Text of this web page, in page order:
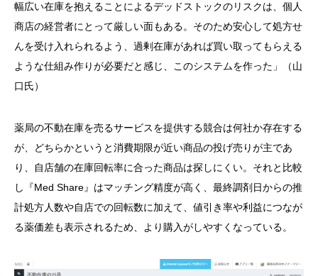
幅広い在庫を抱えることによるデッドストックのリスクは、個人
商店の経営者にとって厳しい面もある。そのため安心して処方せ
んを受け入れられるよう、過剰在庫があれば買い取ってもらえる
ような仕組み作りが必要だと感じ、このシステムを作った」（山
口氏）
薬局の不動在庫を売るサービスを提供する競合は何社か存在する
が、どちらかというと消費期限が近い商品の投げ売りが主であ
り、自店舗の在庫回転率に合った商品は探しにくい。それと比較
し『Med Share』はマッチング精度が高く、最終調剤日からの推
計処方人数や自店での回転数に加えて、値引き率や利益につなが
る薬価差も表示されるため、より購入がしやすくなっている。